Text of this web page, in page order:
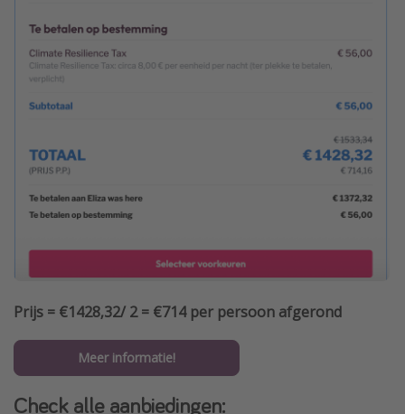
Prijs = €1428,32/ 2 = €714 per persoon afgerond
Meer informatie!
Check alle aanbiedingen: